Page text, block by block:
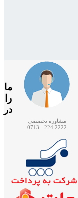
مشاوره تخصصی
2222 224 - 0713
ما
را
در